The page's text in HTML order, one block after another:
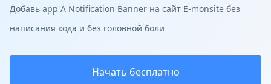
Добавь app A Notification Banner на сайт E-monsite без
написания кода и без головной боли
Начать бесплатно